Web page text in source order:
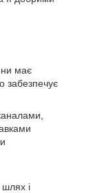
має
забезпечує
шлях і